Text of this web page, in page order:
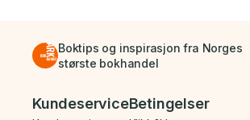
Boktips og inspirasjon fra Norges
største bokhandel
Bunnmeny
KundeserviceBetingelser